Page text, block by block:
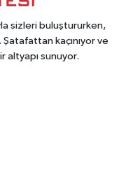
sizleri buluştururken,
kaçınıyor ve
altyapı sunuyor.